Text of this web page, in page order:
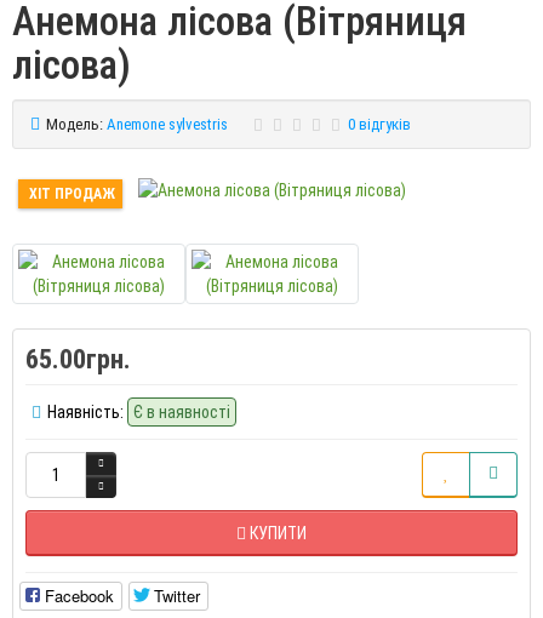
Анемона лісова (Вітряниця
лісова)
Модель: Anemone sylvestris 0 відгуків
ХІТ ПРОДАЖ
65.00грн.
Наявність: Є в наявності
КУПИТИ
Facebook Twitter